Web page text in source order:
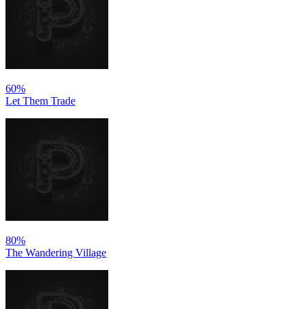
60%
Let Them Trade
80%
The Wandering Village